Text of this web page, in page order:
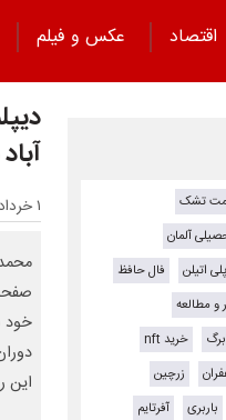
اقتصاد عکس و فیلم
۱ خرداد ۱۴۰۵ - ۰۹:۲۰
خود
این
تشک
آلمان
اتیلن
فال حافظ
و مطالعه
خرید nft
زرچین
باربری
آفرتایم